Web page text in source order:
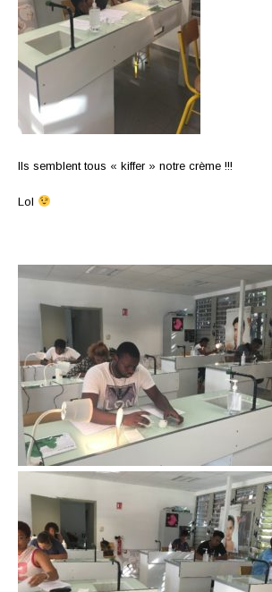
Ils semblent tous « kiffer » notre crème !!!
Lol